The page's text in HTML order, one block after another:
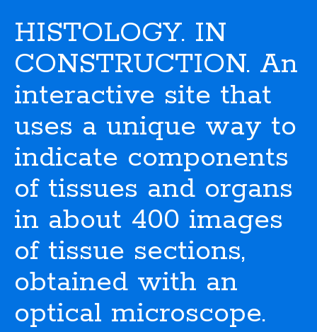
HISTOLOGY. IN
CONSTRUCTION. An
interactive site that
uses a unique way to
indicate components
of tissues and organs
in about 400 images
of tissue sections,
obtained with an
optical microscope.